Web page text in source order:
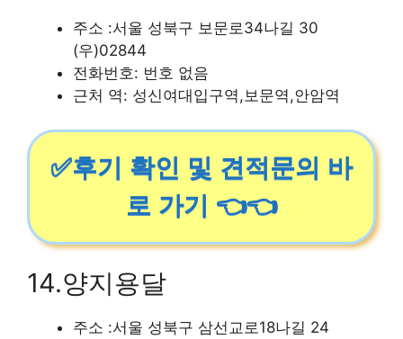
주소 :서울 성북구 보문로34나길 30
(우)02844
전화번호: 번호 없음
근처 역: 성신여대입구역,보문역,안암역
✅후기 확인 및 견적문의 바
로 가기 👈👈
14.양지용달
주소 :서울 성북구 삼선교로18나길 24